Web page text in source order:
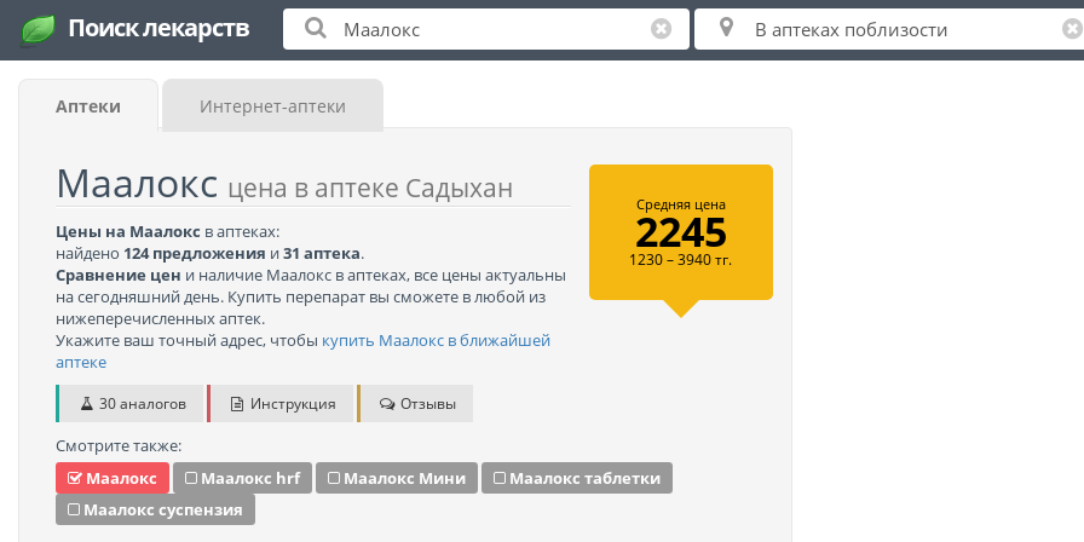
Поиск лекарств
Аптеки Интернет-аптеки
Маалокс цена в аптеке Садыхан
Цены на Маалокс в аптеках:
найдено 124 предложения и31 аптека.
Сравнение цен и наличие Маалокс в аптеках, все цены актуальны
на сегодняшний день. Купить перепарат вы сможете в любой из
нижеперечисленных аптек.
Укажите ваш точный адрес, чтобы купить Маалокс в ближайшей
аптеке
30 аналогов Инструкция Отзывы
Средняя цена
2245
1230 – 3940 тг.
Смотрите также:
Маалокс
Маалокс hrf Маалокс Мини
Маалокс таблетки
Маалокс суспензия